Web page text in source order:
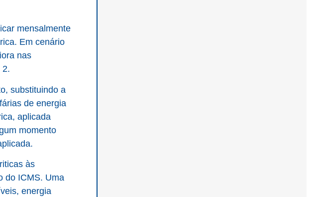
mensalmente
Em cenário
nas
2.
substituindo a
de energia
aplicada
momento
às
do ICMS. Uma
energia